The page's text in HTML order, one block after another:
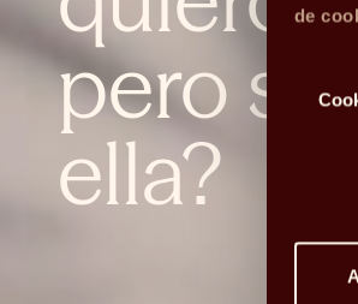
de
Selección
de
pero
ella?